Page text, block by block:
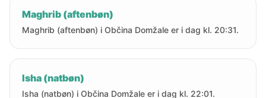
Maghrib (aftenbøn)
Maghrib (aftenbøn) i Občina Domžale er i dag kl. 20:31.
Isha (natbøn)
Isha (natbøn) i Občina Domžale er i dag kl. 22:01.